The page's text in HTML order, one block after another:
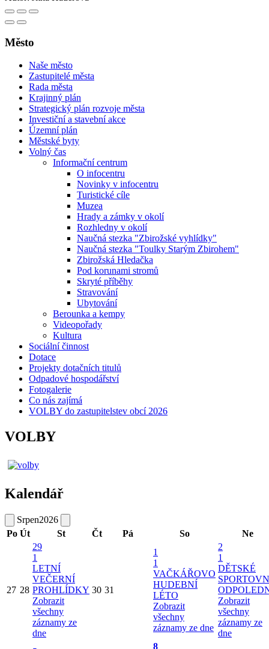
Město
Naše město
Zastupitelé města
Rada města
Krajinný plán
Strategický plán rozvoje města
Investiční a stavební akce
Územní plán
Městské byty
Volný čas
Informační centrum
O infocentru
Novinky v infocentru
Turistické cíle
Muzea
Hrady a zámky v okolí
Rozhledny v okolí
Naučná stezka "Zbirožské vyhlídky"
Naučná stezka "Toulky Starým Zbirohem"
Zbirožská Hledačka
Pod korunami stromů
Skryté příběhy
Stravování
Ubytování
Berounka a kempy
Videopořady
Kultura
Sociální činnost
Dotace
Projekty dotačních titulů
Odpadové hospodářství
Fotogalerie
Co nás zajímá
VOLBY do zastupitelstev obcí 2026
VOLBY
Kalendář
Srpen2026
Po Út St Čt Pá So Ne
27 28
29
1
LETNÍ
VEČERNÍ
PROHLÍDKY
Zobrazit
všechny
záznamy ze
dne
30 31
1
1
VAČKÁŘOVO
HUDEBNÍ
LÉTO
Zobrazit
všechny
záznamy ze dne
2
1
DĚTSKÉ
Zobrazit
všechny
záznamy ze
dne
8